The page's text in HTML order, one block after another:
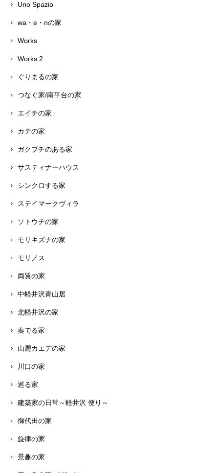
Uno Spazio
wa・e・nの家
Works
Works 2
ぐりまるの家
つなぐ家/南平台の家
エイチの家
カテの家
ガクブチのある家
サスティナーハウス
シンクロする家
ステイマークヴィラ
ソトウチの家
モリキズナの家
モリノス
両翼の家
中軽井沢青山居
北軽井沢の家
奏でる家
山麓カエデの家
川口の家
巡る家
建築家の日常～軽井沢 便り～
御代田の家
旋律の家
景趣の家